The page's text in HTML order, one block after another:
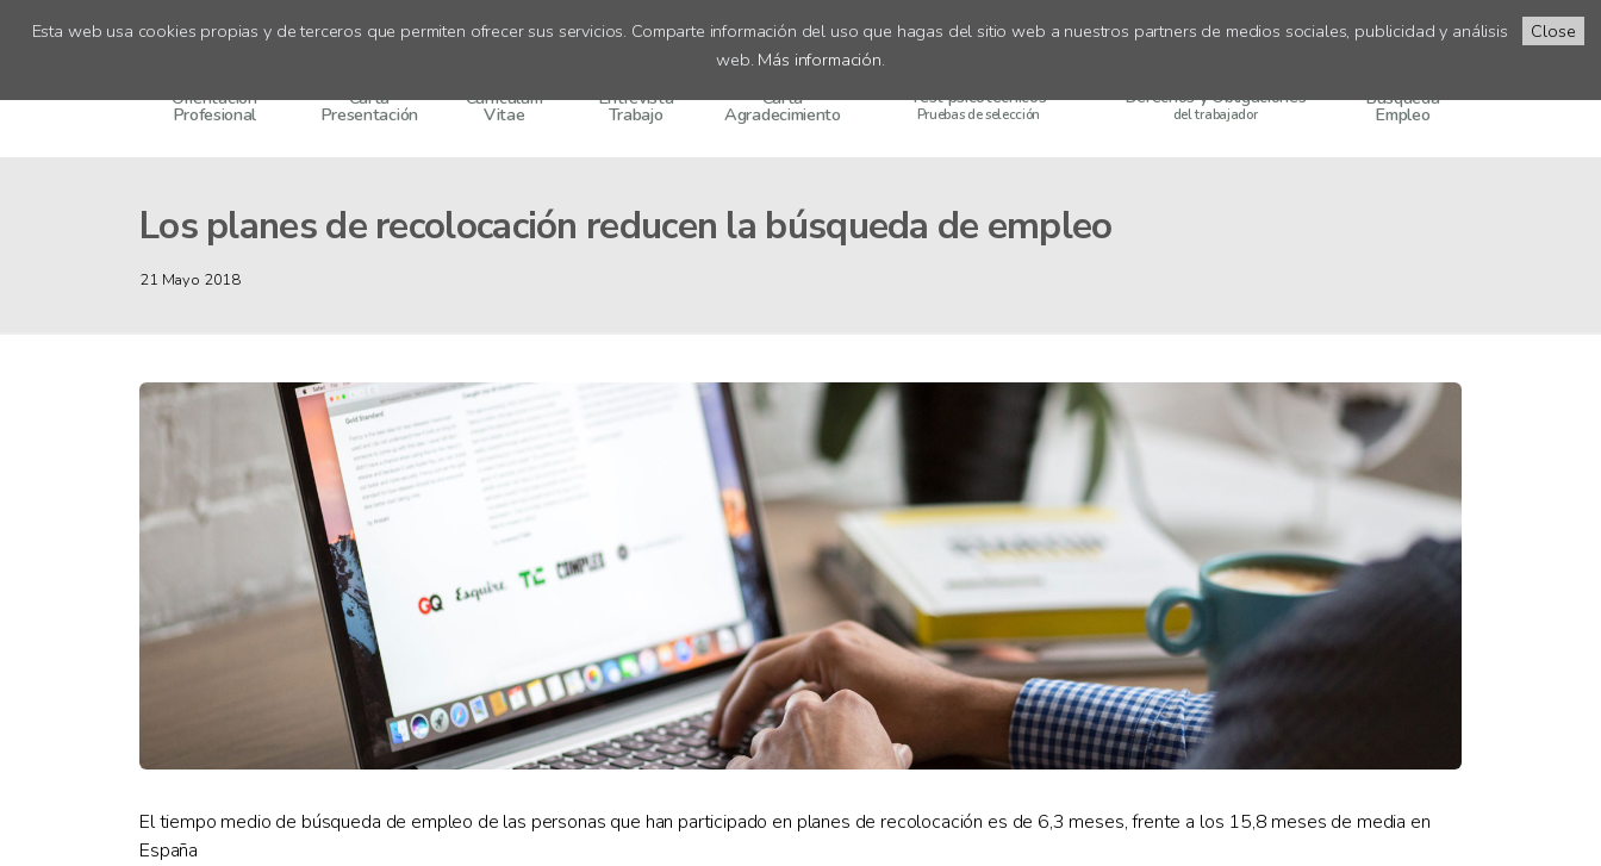
Close
Esta web usa cookies propias y de terceros que permiten ofrecer sus servicios. Comparte información del uso que hagas del sitio web a nuestros partners de medios sociales, publicidad y análisis
web. Más información.
Orientación
Profesional
Carta
Presentación
Currículum
Vitae
Entrevista
Trabajo
Carta
Agradecimiento
Test psicotécnicos
Pruebas de selección
Derechos y Obligaciones
del trabajador
Búsqueda
Empleo
Los planes de recolocación reducen la búsqueda de empleo
21 Mayo 2018
El tiempo medio de búsqueda de empleo de las personas que han participado en planes de recolocación es de 6,3 meses, frente a los 15,8 meses de media en
España